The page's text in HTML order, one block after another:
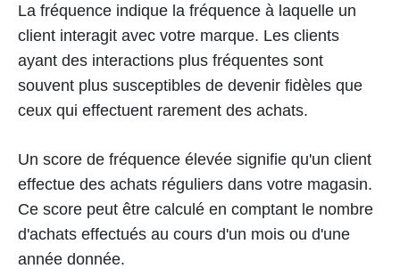
La fréquence indique la fréquence à laquelle un
client interagit avec votre marque. Les clients
ayant des interactions plus fréquentes sont
souvent plus susceptibles de devenir fidèles que
ceux qui effectuent rarement des achats.
Un score de fréquence élevée signifie qu'un client
effectue des achats réguliers dans votre magasin.
Ce score peut être calculé en comptant le nombre
d'achats effectués au cours d'un mois ou d'une
année donnée.